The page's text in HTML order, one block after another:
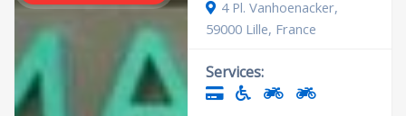
4 Pl. Vanhoenacker,
59000 Lille, France
Services: